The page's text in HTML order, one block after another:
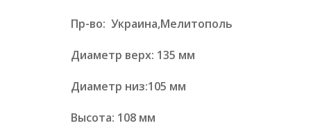
Пр-во: Украина,Мелитополь
Диаметр верх: 135 мм
Диаметр низ:105 мм
Высота: 108 мм